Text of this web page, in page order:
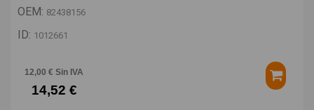
OEM: 82438156
ID: 1012661
12,00 € Sin IVA
14,52 €